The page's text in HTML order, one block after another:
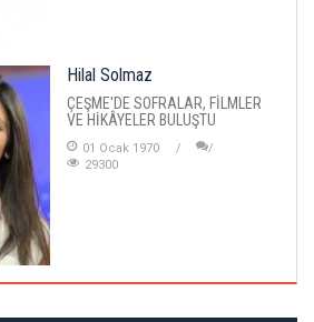
Hilal Solmaz
ÇEŞME'DE SOFRALAR, FİLMLER
VE HİKÂYELER BULUŞTU
01 Ocak 1970
29300